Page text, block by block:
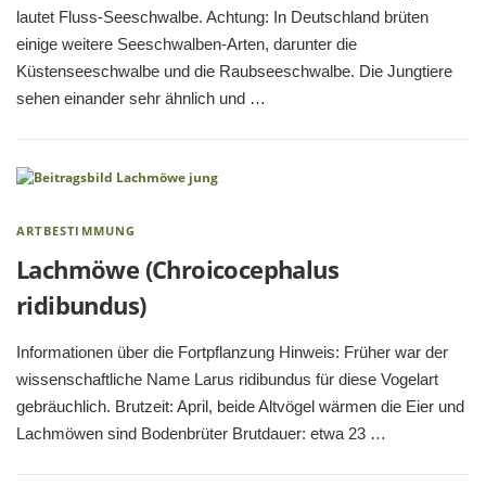
lautet Fluss-Seeschwalbe. Achtung: In Deutschland brüten
einige weitere Seeschwalben-Arten, darunter die
Küstenseeschwalbe und die Raubseeschwalbe. Die Jungtiere
sehen einander sehr ähnlich und …
ARTBESTIMMUNG
Lachmöwe (Chroicocephalus
ridibundus)
Informationen über die Fortpflanzung Hinweis: Früher war der
wissenschaftliche Name Larus ridibundus für diese Vogelart
gebräuchlich. Brutzeit: April, beide Altvögel wärmen die Eier und
Lachmöwen sind Bodenbrüter Brutdauer: etwa 23 …